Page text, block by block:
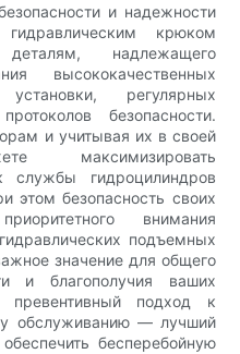
и надежности
крюком
надлежащего
высококачественных
регулярных
безопасности.
и учитывая их в своей
максимизировать
службы гидроцилиндров
этом безопасность своих
внимания
подъемных
значение для общего
и благополучия ваших
превентивный подход к
обслуживанию — лучший
бесперебойную